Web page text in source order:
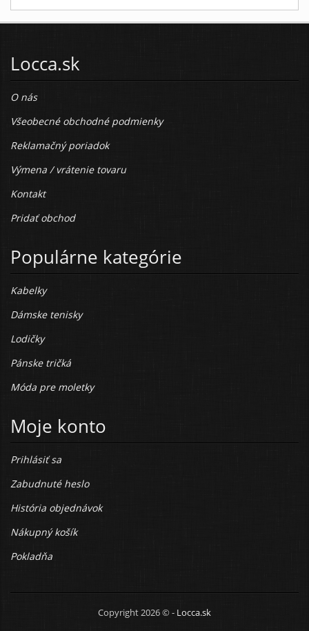
Locca.sk
O nás
Všeobecné obchodné podmienky
Reklamačný poriadok
Výmena / vrátenie tovaru
Kontakt
Pridať obchod
Populárne kategórie
Kabelky
Dámske tenisky
Lodičky
Pánske tričká
Móda pre moletky
Moje konto
Prihlásiť sa
Zabudnuté heslo
História objednávok
Nákupný košík
Pokladňa
Copyright 2026 © - Locca.sk